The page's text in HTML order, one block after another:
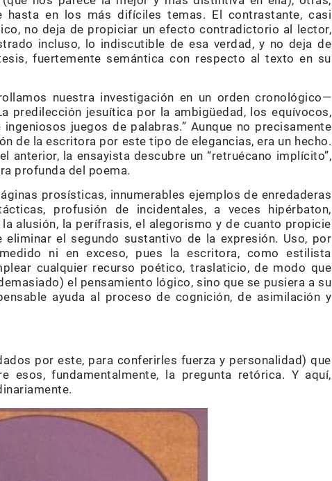
hasta en los más difíciles temas. El contrastante, casi
no deja de propiciar un efecto contradictorio al lector,
incluso, lo indiscutible de esa verdad, y no deja de
fuertemente semántica con respecto al texto en su
nuestra investigación en un orden cronológico—
predilección jesuítica por la ambigüedad, los equívocos,
juegos de palabras.” Aunque no precisamente
de la escritora por este tipo de elegancias, era un hecho.
anterior, la ensayista descubre un “retruécano implícito”,
profunda del poema.
prosísticas, innumerables ejemplos de enredaderas
profusión de incidentales, a veces hipérbaton,
alusión, la perífrasis, el alegorismo y de cuanto propicie
eliminar el segundo sustantivo de la expresión. Uso, por
ni en exceso, pues la escritora, como estilista
cualquier recurso poético, traslaticio, de modo que
el pensamiento lógico, sino que se pusiera a su
ayuda al proceso de cognición, de asimilación y
por este, para conferirles fuerza y personalidad) que
esos, fundamentalmente, la pregunta retórica. Y aquí,